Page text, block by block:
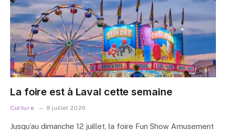
La foire est à Laval cette semaine
Culture 8 juillet 2026
Jusqu’au dimanche 12 juillet, la foire Fun Show Amusement